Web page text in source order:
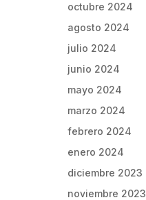
octubre 2024
agosto 2024
julio 2024
junio 2024
mayo 2024
marzo 2024
febrero 2024
enero 2024
diciembre 2023
noviembre 2023